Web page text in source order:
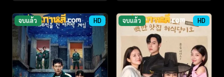
จบแล้ว HD จบแล้ว HD